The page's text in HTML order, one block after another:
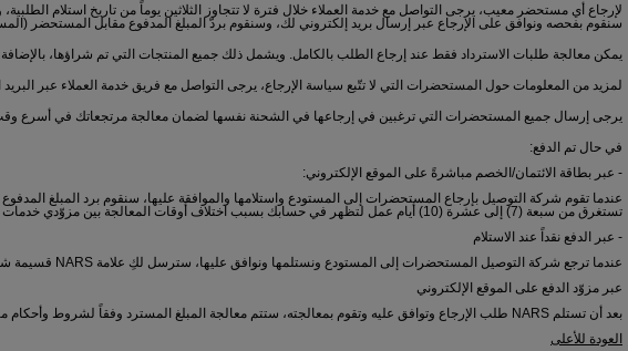
لإرجاع أي مستحضر معيب، يرجى التواصل مع خدمة العملاء خلال فترة لا تتجاوز الثلاثين يوماً من تاريخ استلام
سنقوم بفحصه ونوافق على الإرجاع عبر إرسال بريد إلكتروني لك، وسنقوم بردّ المبلغ المدفوع مقابل المستحضر
يمكن معالجة طلبات الاسترداد فقط عند إرجاع الطلب بالكامل. ويشمل ذلك جميع المنتجات التي تم شراؤها،
لمزيد من المعلومات حول المستحضرات التي لا تتّبع سياسة الإرجاع، يرجى التواصل مع فريق خدمة العملاء عبر
يرجى إرسال جميع المستحضرات التي ترغبين في إرجاعها في الشحنة نفسها لضمان معالجة مرتجعاتك في أسرع
في حال تم الدفع:
- عبر بطاقة الائتمان/الخصم مباشرةً على الموقع الإلكتروني:
عندما تقوم شركة التوصيل بإرجاع المستحضرات إلى المستودع واستلامها والموافقة عليها، سنقوم برد المبلغ
تستغرق من سبعة (7) إلى عشرة (10) أيام عمل لتظهر في حسابك بسبب اختلاف أوقات المعالجة بين مزوّدي خدمات الدفع.
- عبر الدفع نقداً عند الاستلام
عندما ترجع شركة التوصيل المستحضرات إلى المستودع ونستلمها ونوافق عليها، سترسل لكِ علامة NARS قسيمة شرائية لاستعمالها على الموقع. يتمّ استلام هذه القسيمة عبر البريد الإلكتروني ويستغرق ذلك يومين (2) إلى ثلاثة (3) أيام عمل.
عبر مزوّد الدفع على الموقع الإلكتروني
بعد أن تستلم NARS طلب الإرجاع وتوافق عليه وتقوم بمعالجته، ستتم معالجة المبلغ المسترد وفقاً لشروط وأحكام مزوّد الدفع.
العودة للأعلى